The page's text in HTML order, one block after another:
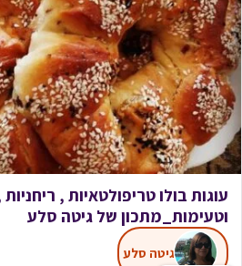
עוגות בולו טריפולטאיות , ריחניות
וטעימות_מתכון של גיטה סלע
גיטה סלע